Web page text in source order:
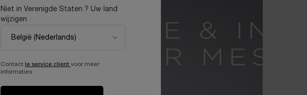
Niet in Verenigde Staten ? Uw land
wijzigen
Contact le service client voor meer
informaties